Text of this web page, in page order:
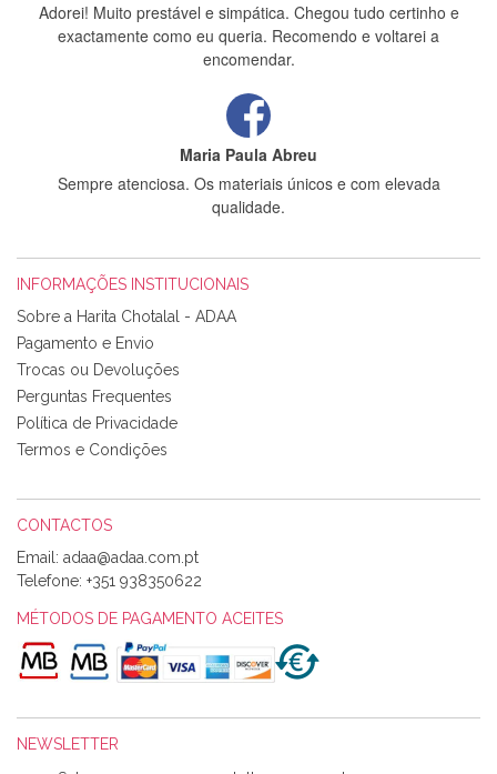
Adorei! Muito prestável e simpática. Chegou tudo certinho e
exactamente como eu queria. Recomendo e voltarei a
encomendar.
Maria Paula Abreu
Sempre atenciosa. Os materiais únicos e com elevada
qualidade.
Tudo chegou em condições, pois os produtos vieram muito
bem acondicionados. Estou plenamente satisfeita com os
produtos adquiridos. Relativamente à bolsa, tem um tecido
com um padrão e cores muito bonitas e a execução está
perfeitíssima. Futuramente penso voltar a comprar na vossa
loja, têm excelentes artigos a um preço muito justo. A
Alexandra Morais
Olá boa Noite. Os meus tecidos chegaram hoje. Muito
obrigada pelo miminho que dá um jeitaço pras minhas linhas
de bordar e não sei o que pões nos tecidos, mas que cheiram
maravilhosamente ... cheiram! :) Muito Obrigada.
INFORMAÇÕES INSTITUCIONAIS
Sobre a Harita Chotalal - ADAA
Pagamento e Envio
Trocas ou Devoluções
Perguntas Frequentes
Política de Privacidade
Termos e Condições
CONTACTOS
Email:
Telefone: +351 938350622
MÉTODOS DE PAGAMENTO ACEITES
NEWSLETTER